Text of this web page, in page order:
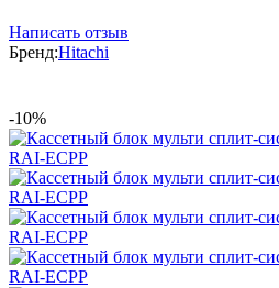
Написать отзыв
Бренд:Hitachi
-10%